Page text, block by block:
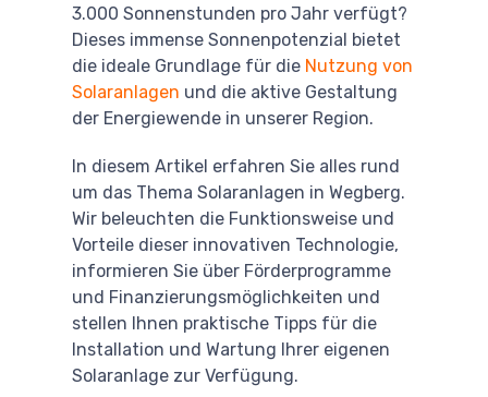
3.000 Sonnenstunden pro Jahr verfügt?
Dieses immense Sonnenpotenzial bietet
die ideale Grundlage für die Nutzung von
Solaranlagen und die aktive Gestaltung
der Energiewende in unserer Region.
In diesem Artikel erfahren Sie alles rund
um das Thema Solaranlagen in Wegberg.
Wir beleuchten die Funktionsweise und
Vorteile dieser innovativen Technologie,
informieren Sie über Förderprogramme
und Finanzierungsmöglichkeiten und
stellen Ihnen praktische Tipps für die
Installation und Wartung Ihrer eigenen
Solaranlage zur Verfügung.